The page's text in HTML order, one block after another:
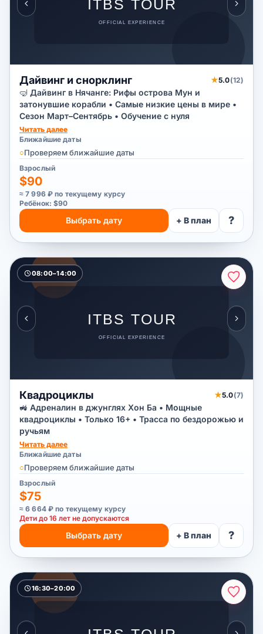
Дайвинг и снорклинг ★5.0(12)
🤿 Дайвинг в Нячанге: Рифы острова Мун и
затонувшие корабли • Самые низкие цены в мире •
Сезон Март–Сентябрь • Обучение с нуля
Читать далее
Ближайшие даты
○Проверяем ближайшие даты
Взрослый
$90
≈ 7 996 ₽ по текущему курсу
Ребёнок: $90
Выбрать дату + В план ?
08:00–14:00
Квадроциклы ★5.0(7)
🚜 Адреналин в джунглях Хон Ба • Мощные
квадроциклы • Только 16+ • Трасса по бездорожью и
ручьям
Читать далее
Ближайшие даты
○Проверяем ближайшие даты
Взрослый
$75
≈ 6 664 ₽ по текущему курсу
Дети до 16 лет не допускаются
Выбрать дату + В план ?
16:30–20:00